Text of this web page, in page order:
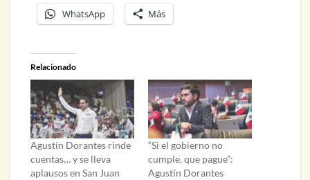
WhatsApp Más
Relacionado
Agustín Dorantes rinde
cuentas… y se lleva
aplausos en San Juan
“Si el gobierno no
cumple, que pague”:
Agustín Dorantes